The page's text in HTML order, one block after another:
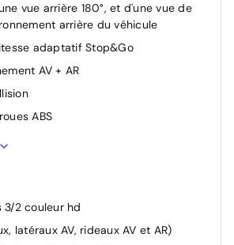
vue arrière 180°, et d'une vue de
arrière du véhicule
adaptatif Stop&Go
AV + AR
ABS
de trajectoire ESP
surteintées
mort + Assist changement de voie
l'arrière manuel
3/2 couleur hd
latéraux AV, rideaux AV et AR)